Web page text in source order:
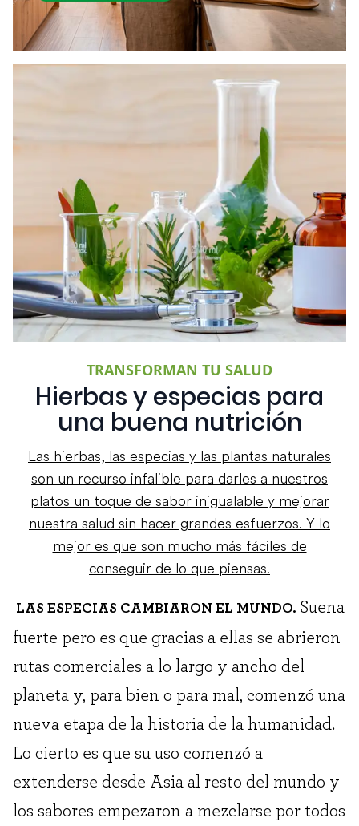
TRANSFORMAN TU SALUD
Hierbas y especias para
una buena nutrición
Las hierbas, las especias y las plantas naturales
son un recurso infalible para darles a nuestros
platos un toque de sabor inigualable y mejorar
nuestra salud sin hacer grandes esfuerzos. Y lo
mejor es que son mucho más fáciles de
conseguir de lo que piensas.
LAS ESPECIAS CAMBIARON EL MUNDO. Suena
fuerte pero es que gracias a ellas se abrieron
rutas comerciales a lo largo y ancho del
planeta y, para bien o para mal, comenzó una
nueva etapa de la historia de la humanidad.
Lo cierto es que su uso comenzó a
extenderse desde Asia al resto del mundo y
los sabores empezaron a mezclarse por todos